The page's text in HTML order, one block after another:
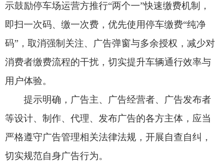
督，若发现相关违法违规行为，可及时拨打12315
热线进行投诉举报。